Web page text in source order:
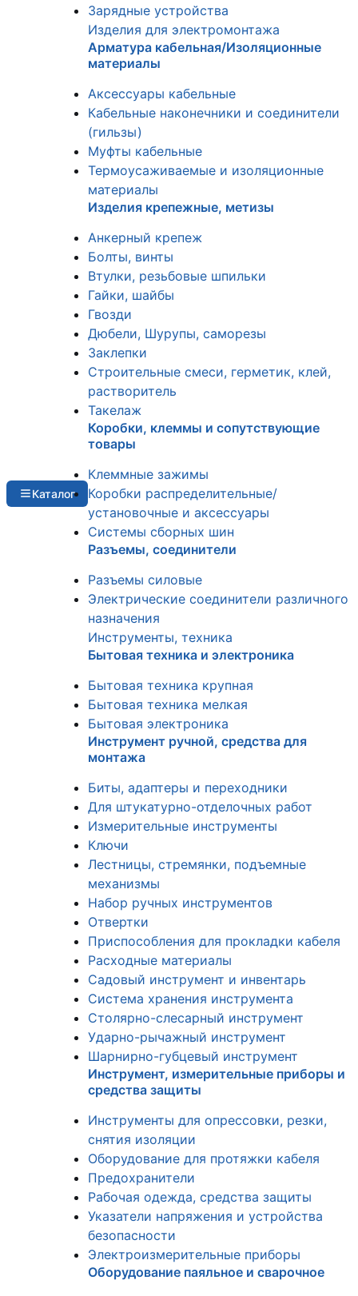
Каталог
Зарядные устройства
Изделия для электромонтажа
Арматура кабельная/Изоляционные
материалы
Аксессуары кабельные
Кабельные наконечники и соединители
(гильзы)
Муфты кабельные
Термоусаживаемые и изоляционные
материалы
Изделия крепежные, метизы
Анкерный крепеж
Болты, винты
Втулки, резьбовые шпильки
Гайки, шайбы
Гвозди
Дюбели, Шурупы, саморезы
Заклепки
Строительные смеси, герметик, клей,
растворитель
Такелаж
Коробки, клеммы и сопутствующие
товары
Клеммные зажимы
Коробки распределительные/
установочные и аксессуары
Системы сборных шин
Разъемы, соединители
Разъемы силовые
Электрические соединители различного
назначения
Инструменты, техника
Бытовая техника и электроника
Бытовая техника крупная
Бытовая техника мелкая
Бытовая электроника
Инструмент ручной, средства для
монтажа
Биты, адаптеры и переходники
Для штукатурно-отделочных работ
Измерительные инструменты
Ключи
Лестницы, стремянки, подъемные
механизмы
Набор ручных инструментов
Отвертки
Приспособления для прокладки кабеля
Расходные материалы
Садовый инструмент и инвентарь
Система хранения инструмента
Столярно-слесарный инструмент
Ударно-рычажный инструмент
Шарнирно-губцевый инструмент
Инструмент, измерительные приборы и
средства защиты
Инструменты для опрессовки, резки,
снятия изоляции
Оборудование для протяжки кабеля
Предохранители
Рабочая одежда, средства защиты
Указатели напряжения и устройства
безопасности
Электроизмерительные приборы
Оборудование паяльное и сварочное